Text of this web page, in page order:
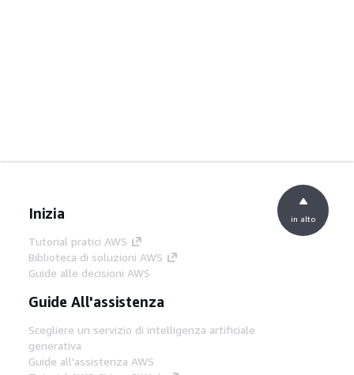
Inizia
Tutorial pratici AWS
Biblioteca di soluzioni AWS
Guide alle decisioni AWS
Guide All'assistenza
Scegliere un servizio di intelligenza artificiale
generativa
Guide all'assistenza AWS
in alto